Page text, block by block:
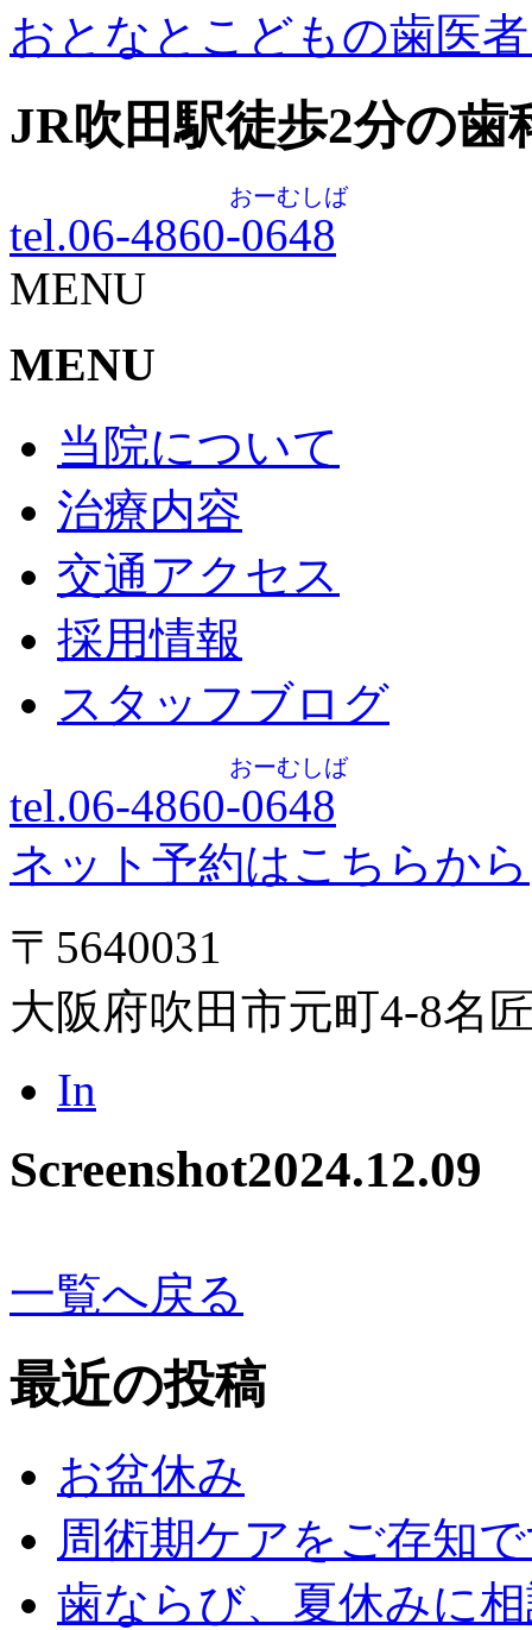
おとなとこどもの歯医
JR吹田駅徒歩2分の歯
tel.06-4860-0648
おーむしば
MENU
MENU
当院について
治療内容
交通アクセス
採用情報
スタッフブログ
tel.06-4860-0648
おーむしば
ネット予約はこちらから
〒5640031
大阪府吹田市元町4-8名
In
Screenshot2024.12.09
一覧へ戻る
最近の投稿
お盆休み
周術期ケアをご存知
歯ならび、夏休みに